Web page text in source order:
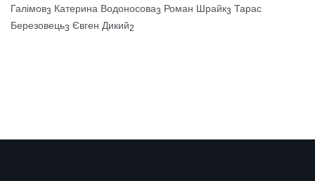
Галімов3 Катерина Водоносова3 Роман Шрайк3 Тарас
Березовець3 Євген Дикий2